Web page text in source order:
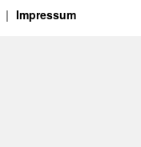
Impressum